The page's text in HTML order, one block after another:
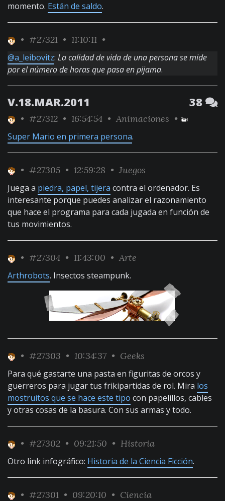
momento. Están de saldo.
• #27321 • 11:10:11 •
@a_leibovitz: La calidad de vida de una persona se mide
por el número de horas que pasa en pijama.
V.18.MAR.2011 38
• #27312 • 16:54:54 • Animaciones •
Super Mario en primera persona.
• #27305 • 12:59:28 • Juegos
Juega a piedra, papel, tijera contra el ordenador. Es
interesante porque puedes analizar el razonamiento
que hace el programa para cada jugada en función de
tus movimientos.
• #27304 • 11:43:00 • Arte
Arthrobots. Insectos steampunk.
• #27303 • 10:34:37 • Geeks
Para qué gastarte una pasta en figuritas de orcos y
guerreros para jugar tus frikipartidas de rol. Mira los
mostruitos que se hace este tipo con papelillos, cables
y otras cosas de la basura. Con sus armas y todo.
• #27302 • 09:21:50 • Historia
Otro link infográfico: Historia de la Ciencia Ficción.
• #27301 • 09:20:10 • Ciencia